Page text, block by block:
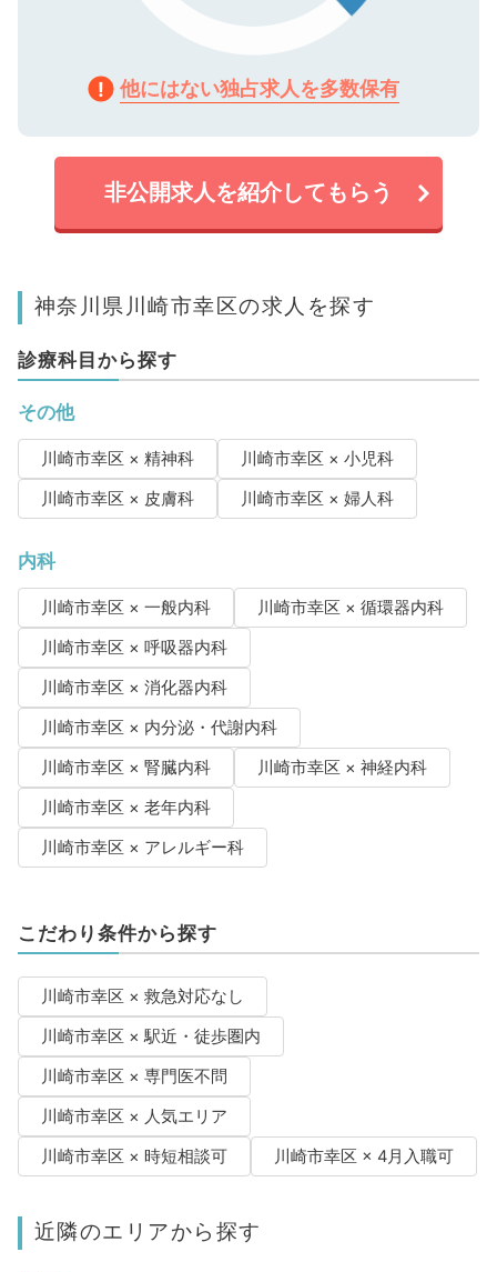
他にはない独占求人を多数保有
非公開求人を紹介してもらう
神奈川県川崎市幸区の求人を探す
診療科目から探す
その他
川崎市幸区 × 精神科
川崎市幸区 × 小児科
川崎市幸区 × 皮膚科
川崎市幸区 × 婦人科
内科
川崎市幸区 × 一般内科
川崎市幸区 × 循環器内科
川崎市幸区 × 呼吸器内科
川崎市幸区 × 消化器内科
川崎市幸区 × 内分泌・代謝内科
川崎市幸区 × 腎臓内科
川崎市幸区 × 神経内科
川崎市幸区 × 老年内科
川崎市幸区 × アレルギー科
こだわり条件から探す
川崎市幸区 × 救急対応なし
川崎市幸区 × 駅近・徒歩圏内
川崎市幸区 × 専門医不問
川崎市幸区 × 人気エリア
川崎市幸区 × 時短相談可
川崎市幸区 × 4月入職可
近隣のエリアから探す